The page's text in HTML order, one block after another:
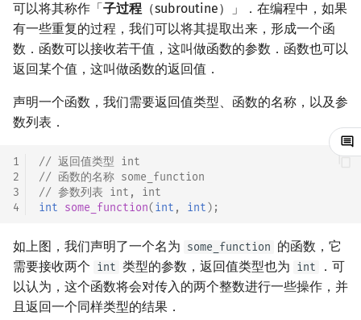
索
OI Wiki 不是什么
格式手册
数学符号表
镜像站列表
学习路线
学习资源
技巧
常见技巧
Atom
Eclipse
Notepad++
CLion
Geany
Xcode
CCR Plus
Lemon
命令行
命令行编译与调试
编译器
Special Judge
Validator
Interactor
Checker
Polygon
OJ 工具
指针
main 函数 关联式容器
无序关联式容器
容器适配器
bitset
string
pair
重载运算符
引用
常量
Lambda 表达式
编译优化
模拟
递归 & 分治
贪心
插入排序
计数排序
基数排序
堆排序
桶排序
希尔排序
前缀和 & 差分
倍增
构造
双向搜索
启发式搜索
A*
IDA*
Dancing Links
Alpha–Beta 剪枝
背包 DP
区间 DP
DAG 上的 DP
状压 DP
插头 DP
计数 DP
四边形不等式优化
Slope Trick 优化
WQS 二分
字符串匹配
字符串哈希
字典树 (Trie)
Boyer–Moore 算法
Z 函数（扩展 KMP）
AC 自动机
后缀数组 (SA)
格雷码
位操作
二进制集合操作
高精度计算
置换和排列
弧度制与坐标系
复数
数论
最大公约数
欧拉函数
筛法
费马小定理 & 欧拉定理
模逆元
线性同余方程
快速数论变换
快速沃尔什变换
Chirp Z 变换
多项式初等函数
常系数齐次线性递推
多项式平移|连续点值平移
斐波那契数列
错位排列
卡特兰数
伯努利数
Entringer Number
Eulerian Number
矩阵
初等变换
行列式
线性映射
特征多项式
对角化
域论
Schreier–Sims 算法
随机变量的数字特征
概率不等式
非公平组合游戏
牛顿迭代法
链表
哈希表
并查集
左偏树
块状数据结构
树分块
Sqrt Tree
单调队列
ST 表
猫树
区间最值操作 & 区间历史
WBLT
替罪羊树
笛卡尔树
红黑树
左偏红黑树
AA 树
可持久化平衡树
可持久化字典树
可持久化可并堆
树状数组套权值线段树
分块套树状数组
Top Tree
DFS（图论）
BFS（图论）
树上问题
树的重心
最近公共祖先
树链剖分
树分治
动态树分治
AHU 算法
拓扑排序
同余最短路
生成树问题
斯坦纳树
圆方树
点/边连通度
费用流
上下界网络流
Stoer–Wagner 算法
一般图最大匹配
一般图最大权匹配
稳定匹配
距离
Pick 定理
三角剖分
扫描线
半平面交
平面最近点对
离线算法 莫队算法
分数规划
随机化
模拟退火
有限状态自动机
字节顺序
约瑟夫问题
线段树与离线询问
可以将其称作「子过程 （subroutine）」．在编程中，如果
有一些重复的过程，我们可以将其提取出来，形成一个函
数．函数可以接收若干值，这叫做函数的参数．函数也可以
返回某个值，这叫做函数的返回值．
声明一个函数，我们需要返回值类型、函数的名称，以及参
数列表．
1
2
3
4
// 返回值类型 int
// 函数的名称 some_function
// 参数列表 int, int
int some_function(int , int);
如上图，我们声明了一个名为 some_function 的函数，它
需要接收两个 int 类型的参数，返回值类型也为 int
．可
以认为，这个函数将会对传入的两个整数进行一些操作，并
且返回一个同样类型的结果．